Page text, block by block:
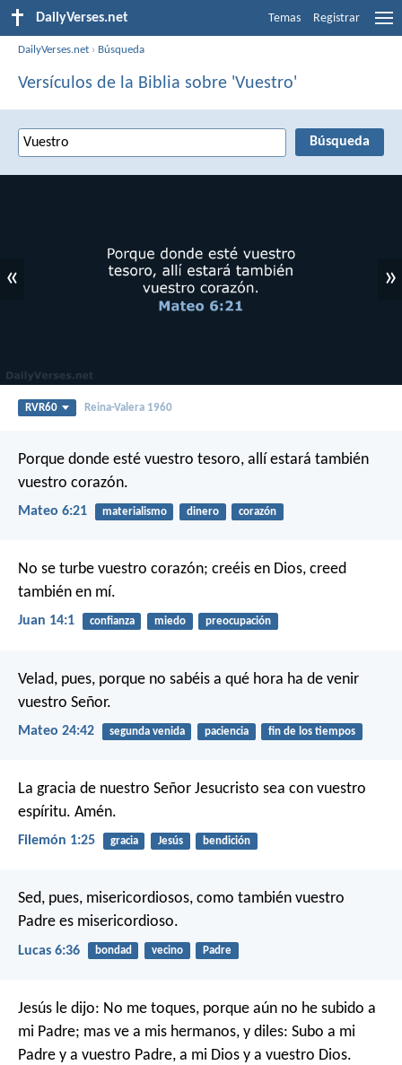
DailyVerses.net Temas Registrar
DailyVerses.net › Búsqueda
Versículos de la Biblia sobre 'Vuestro'
« »
RVR60 Reina-Valera 1960
Porque donde esté vuestro tesoro, allí estará también
vuestro corazón.
Mateo 6:21 materialismo dinero corazón
No se turbe vuestro corazón; creéis en Dios, creed
también en mí.
Juan 14:1 confianza miedo preocupación
Velad, pues, porque no sabéis a qué hora ha de venir
vuestro Señor.
Mateo 24:42 segunda venida paciencia fin de los tiempos
La gracia de nuestro Señor Jesucristo sea con vuestro
espíritu. Amén.
Filemón 1:25 gracia Jesús bendición
Sed, pues, misericordiosos, como también vuestro
Padre es misericordioso.
Lucas 6:36 bondad vecino Padre
Jesús le dijo: No me toques, porque aún no he subido a
mi Padre; mas ve a mis hermanos, y diles: Subo a mi
Padre y a vuestro Padre, a mi Dios y a vuestro Dios.